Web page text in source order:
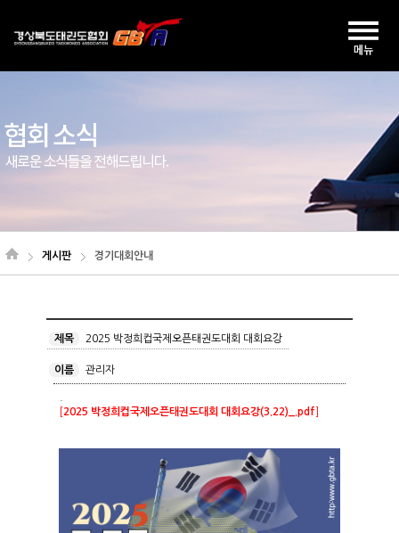
게시판 경기대회안내
제목 2025 박정희컵국제오픈태권도대회 대회요강
이름 관리자
2025 박정희컵국제오픈태권도대회 대회요강(3.22)_.pdf